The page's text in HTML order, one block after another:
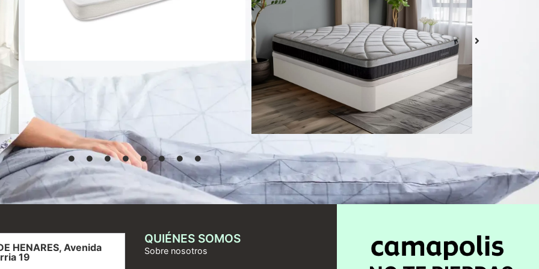
51,45€
Colchón Delizia
Desde 439,00€
Seleccionar
opciones
HENARES, Avenida
19
QUIÉNES SOMOS
Sobre nosotros